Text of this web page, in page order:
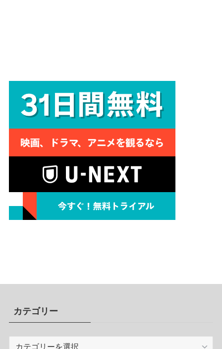
カテゴリー